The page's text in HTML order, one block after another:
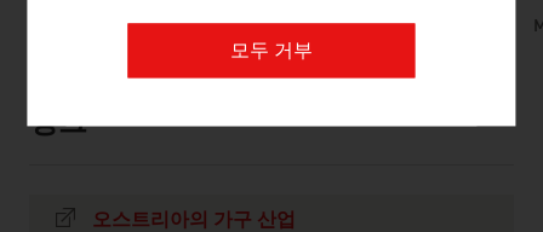
Creative_Industries_in_Austria.mp3
listen
links
링크
오스트리아의 가구 산업
모두 거부